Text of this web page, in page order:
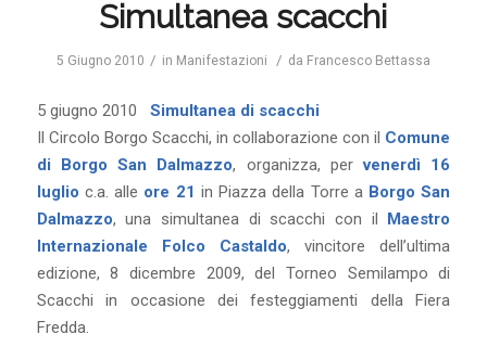
Simultanea scacchi
5 Giugno 2010 / in Manifestazioni / da Francesco Bettassa
5 giugno 2010 Simultanea di scacchi
Il Circolo Borgo Scacchi, in collaborazione con il Comune
di Borgo San Dalmazzo, organizza, pervenerdì 16
luglio c.a. alle ore 21 in Piazza della Torre a Borgo San
Dalmazzo, una simultanea di scacchi con il Maestro
Internazionale Folco Castaldo, vincitore dell’ultima
edizione, 8 dicembre 2009, del Torneo Semilampo di
Scacchi in occasione dei festeggiamenti della Fiera
Fredda.